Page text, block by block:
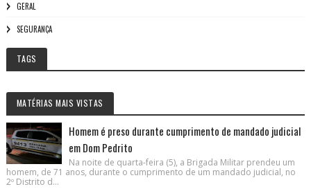
GERAL
SEGURANÇA
TAGS
MATÉRIAS MAIS VISTAS
Homem é preso durante cumprimento de mandado judicial
em Dom Pedrito
Na noite de quarta-feira (5), a Brigada Militar prendeu um
homem, de 71 anos, durante o cumprimento de um mandado judicial, no
2º Distrito d...